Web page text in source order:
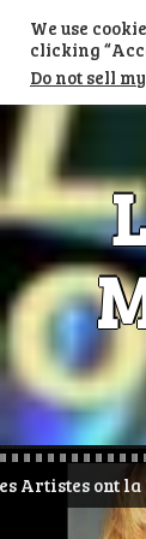
content
We use
clicking
Do not sell